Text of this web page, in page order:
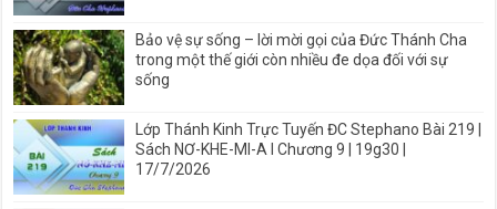
Bảo vệ sự sống – lời mời gọi của Đức Thánh Cha
trong một thế giới còn nhiều đe dọa đối với sự
sống
Lớp Thánh Kinh Trực Tuyến ĐC Stephano Bài 219 |
Sách NƠ-KHE-MI-A I Chương 9 | 19g30 |
17/7/2026